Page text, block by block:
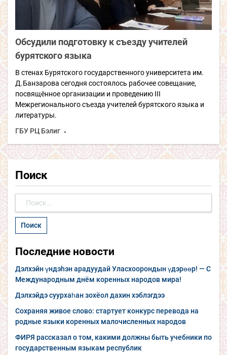
Обсудили подготовку к съезду учителей
бурятского языка
В стенах Бурятского государственного университета им.
Д.Банзарова сегодня состоялось рабочее совещание,
посвящённое организации и проведению III
Межрегионального съезда учителей бурятского языка и
литературы.
ГБУ РЦ Бэлиг
Поиск
Найти:
Последние новости
Дэлхэйн үндэhэн арадуудай Уласхоорондын үдэрөөр! — С
Международным днём коренных народов мира!
Дэлхэйдэ суурхаһан зохёол дахин хэблэгдээ
Сохраняя живое слово: стартует конкурс перевода на
родные языки коренных малочисленных народов
ФИРЯ рассказал о том, какими должны быть учебники по
государственным языкам республик